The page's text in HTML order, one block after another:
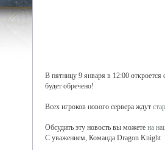
В пятницу 9 января в 12:00 откроется
будет обречено!
Всех игроков нового сервера ждут
Обсудить эту новость вы можете на
С уважением, Команда Dragon Knight